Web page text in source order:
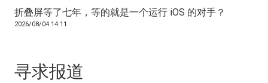
折叠屏等了七年，等的就是一个运行 iOS 的对手？
2026/08/04 14:11
寻求报道